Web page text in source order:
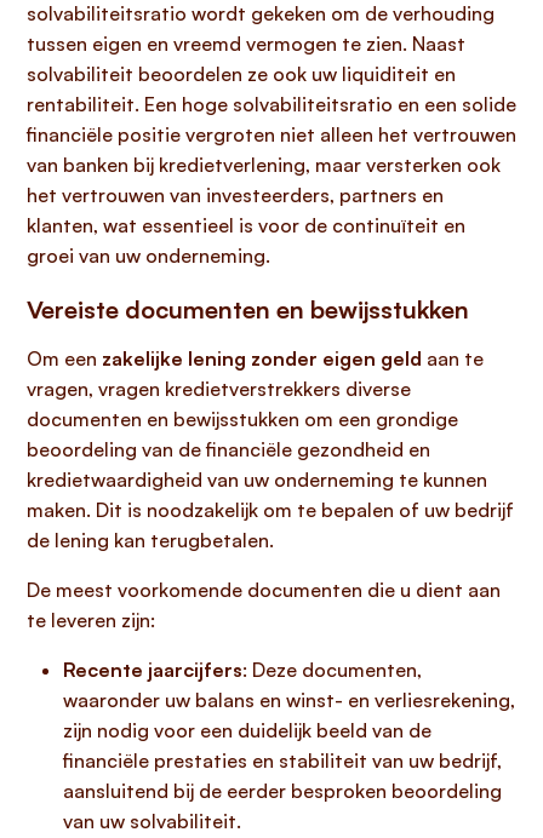
solvabiliteitsratio wordt gekeken om de verhouding
tussen eigen en vreemd vermogen te zien. Naast
solvabiliteit beoordelen ze ook uw liquiditeit en
rentabiliteit. Een hoge solvabiliteitsratio en een solide
financiële positie vergroten niet alleen het vertrouwen
van banken bij kredietverlening, maar versterken ook
het vertrouwen van investeerders, partners en
klanten, wat essentieel is voor de continuïteit en
groei van uw onderneming.
Vereiste documenten en bewijsstukken
Om een zakelijke lening zonder eigen geld aan te
vragen, vragen kredietverstrekkers diverse
documenten en bewijsstukken om een grondige
beoordeling van de financiële gezondheid en
kredietwaardigheid van uw onderneming te kunnen
maken. Dit is noodzakelijk om te bepalen of uw bedrijf
de lening kan terugbetalen.
De meest voorkomende documenten die u dient aan
te leveren zijn:
Recente jaarcijfers: Deze documenten,
waaronder uw balans en winst- en verliesrekening,
zijn nodig voor een duidelijk beeld van de
financiële prestaties en stabiliteit van uw bedrijf,
aansluitend bij de eerder besproken beoordeling
van uw solvabiliteit.